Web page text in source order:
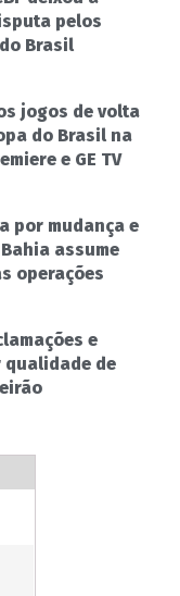
pelos
Brasil
jogos de volta
do Brasil na
e GE TV
por mudança e
assume
operações
e
qualidade de